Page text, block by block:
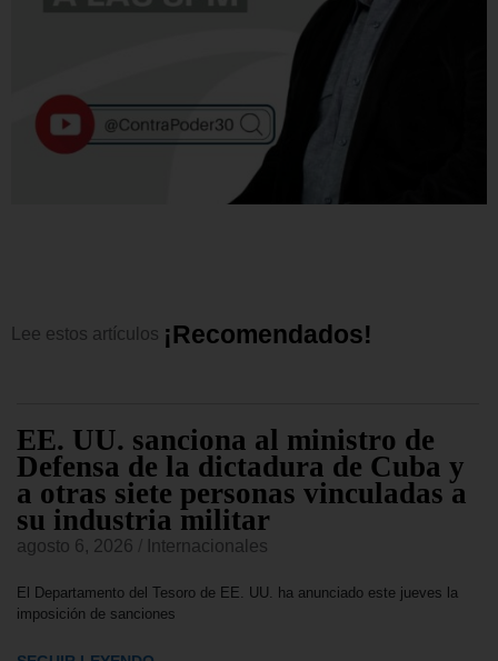
Lee estos artículos ¡Recomend ad os!
EE. UU. sanciona al ministro de
Defensa de la dictadura de Cuba y
a otras siete personas vinculadas a
su industria militar
agosto 6, 2026 Internacionales
El Departamento del Tesoro de EE. UU. ha anunciado este jueves la
imposición de sanciones